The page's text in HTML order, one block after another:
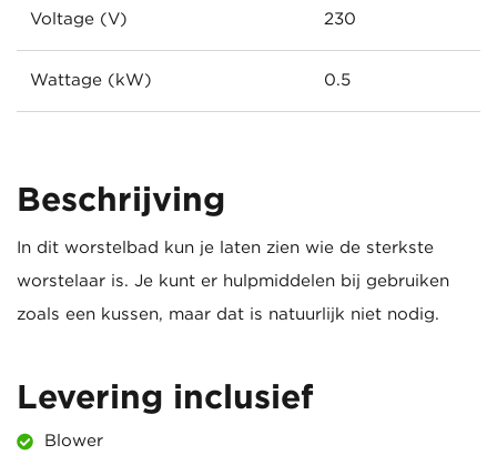
Voltage (V) 230
Wattage (kW) 0.5
Beschrijving
In dit worstelbad kun je laten zien wie de sterkste
worstelaar is. Je kunt er hulpmiddelen bij gebruiken
zoals een kussen, maar dat is natuurlijk niet nodig.
Levering inclusief
Blower